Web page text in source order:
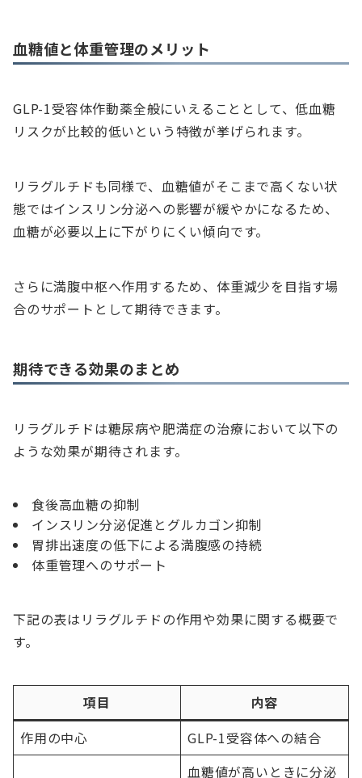
血糖値と体重管理のメリット
GLP-1受容体作動薬全般にいえることとして、低血糖
リスクが比較的低いという特徴が挙げられます。
リラグルチドも同様で、血糖値がそこまで高くない状
態ではインスリン分泌への影響が緩やかになるため、
血糖が必要以上に下がりにくい傾向です。
さらに満腹中枢へ作用するため、体重減少を目指す場
合のサポートとして期待できます。
期待できる効果のまとめ
リラグルチドは糖尿病や肥満症の治療において以下の
ような効果が期待されます。
食後高血糖の抑制
インスリン分泌促進とグルカゴン抑制
胃排出速度の低下による満腹感の持続
体重管理へのサポート
下記の表はリラグルチドの作用や効果に関する概要で
す。
項目
内容
作用の中心
GLP-1受容体への結合
血糖値が高いときに分泌